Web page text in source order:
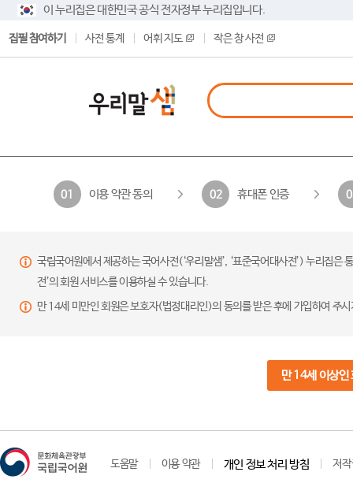
이 누리집은 대한민국 공식 전자정부 누리집입니다.
집필 참여하기 사전 통계 어휘 지도 작은 창 사전
01 이용 약관 동의 02 휴대폰 인증
국립국어원에서 제공하는 국어사전(‘우리말샘’, ‘표준국어대사전’) 누리집
전’의 회원 서비스를 이용하실 수 있습니다.
만 14세 미만인 회원은 보호자(법정대리인)의 동의를 받은 후에 가입하여 주
만 14세 이상인
도움말 이용 약관 개인 정보 처리 방침 저